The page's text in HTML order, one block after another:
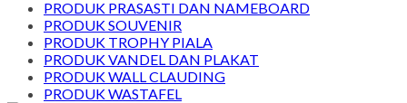
PRODUK PRASASTI DAN NAMEBOARD
PRODUK SOUVENIR
PRODUK TROPHY PIALA
PRODUK VANDEL DAN PLAKAT
PRODUK WALL CLAUDING
PRODUK WASTAFEL